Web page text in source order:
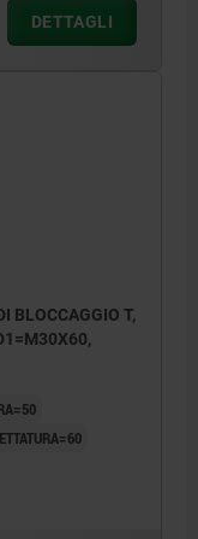
DETTAGLI
BLOCCAGGIO T,